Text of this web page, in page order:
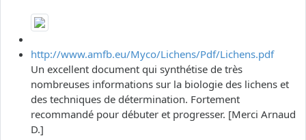
http://www.amfb.eu/Myco/Lichens/Pdf/Lichens.pdf
Un excellent document qui synthétise de très
nombreuses informations sur la biologie des lichens et
des techniques de détermination. Fortement
recommandé pour débuter et progresser. [Merci Arnaud
D.]